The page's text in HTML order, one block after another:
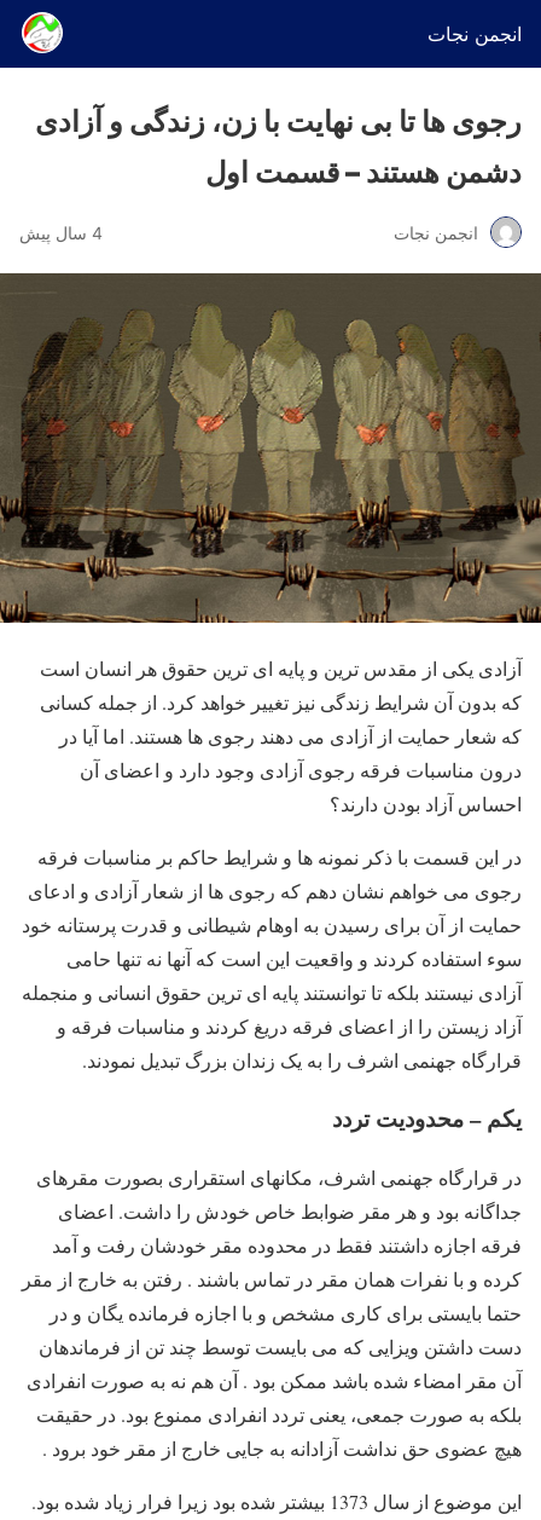
انجمن نجات
رجوی ها تا بی نهایت با زن، زندگی و آزادی
دشمن هستند – قسمت اول
انجمن نجات 4 سال پیش
آزادی یکی از مقدس ترین و پایه ای ترین حقوق هر انسان است
که بدون آن شرایط زندگی نیز تغییر خواهد کرد. از جمله کسانی
که شعار حمایت از آزادی می دهند رجوی ها هستند. اما آیا در
درون مناسبات فرقه رجوی آزادی وجود دارد و اعضای آن
احساس آزاد بودن دارند؟
در این قسمت با ذکر نمونه ها و شرایط حاکم بر مناسبات فرقه
رجوی می خواهم نشان دهم که رجوی ها از شعار آزادی و ادعای
حمایت از آن برای رسیدن به اوهام شیطانی و قدرت پرستانه خود
سوء استفاده کردند و واقعیت این است که آنها نه تنها حامی
آزادی نیستند بلکه تا توانستند پایه ای ترین حقوق انسانی و منجمله
آزاد زیستن را از اعضای فرقه دریغ کردند و مناسبات فرقه و
قرارگاه جهنمی اشرف را به یک زندان بزرگ تبدیل نمودند.
یکم – محدودیت تردد
در قرارگاه جهنمی اشرف، مکانهای استقراری بصورت مقرهای
جداگانه بود و هر مقر ضوابط خاص خودش را داشت. اعضای
فرقه اجازه داشتند فقط در محدوده مقر خودشان رفت و آمد
کرده و با نفرات همان مقر در تماس باشند . رفتن به خارج از مقر
حتما بایستی برای کاری مشخص و با اجازه فرمانده یگان و در
دست داشتن ویزایی که می بایست توسط چند تن از فرماندهان
آن مقر امضاء شده باشد ممکن بود . آن هم نه به صورت انفرادی
بلکه به صورت جمعی، یعنی تردد انفرادی ممنوع بود. در حقیقت
هیچ عضوی حق نداشت آزادانه به جایی خارج از مقر خود برود .
این موضوع از سال 1373 بیشتر شده بود زیرا فرار زیاد شده بود.